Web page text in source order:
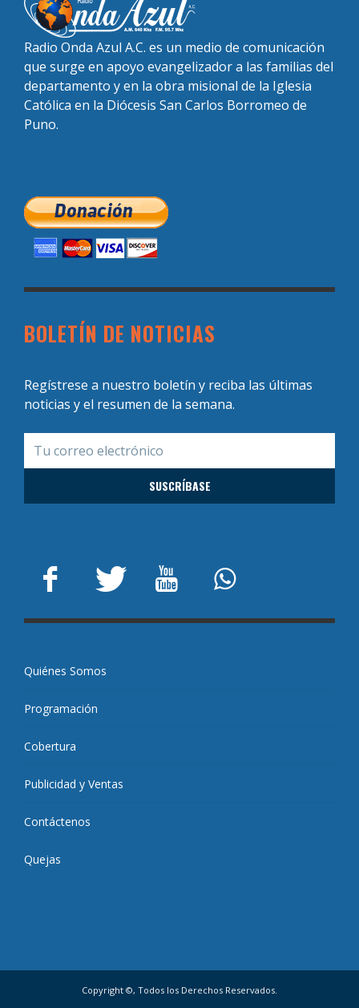
Radio Onda Azul A.C. es un medio de comunicación
que surge en apoyo evangelizador a las familias del
departamento y en la obra misional de la Iglesia
Católica en la Diócesis San Carlos Borromeo de
Puno.
BOLETÍN DE NOTICIAS
Regístrese a nuestro boletín y reciba las últimas
noticias y el resumen de la semana.
Quiénes Somos
Programación
Cobertura
Publicidad y Ventas
Contáctenos
Quejas
Copyright ©, Todos los Derechos Reservados.